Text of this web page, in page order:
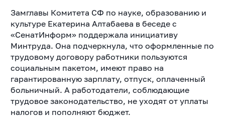
Замглавы Комитета СФ по науке, образованию и
культуре Екатерина Алтабаева в беседе с
«СенатИнформ» поддержала инициативу
Минтруда. Она подчеркнула, что оформленные по
трудовому договору работники пользуются
социальным пакетом, имеют право на
гарантированную зарплату, отпуск, оплаченный
больничный. А работодатели, соблюдающие
трудовое законодательство, не уходят от уплаты
налогов и пополняют бюджет.